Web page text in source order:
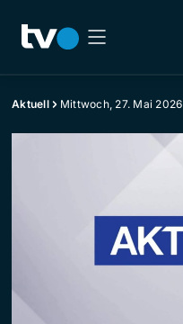
Aktuell Mittwoch, 27. Mai 2026